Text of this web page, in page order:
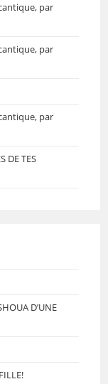
cantique, par
cantique, par
cantique, par
DE TES
D’UNE